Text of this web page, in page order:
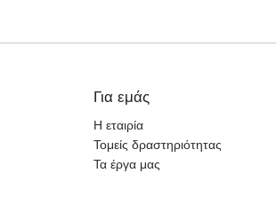
Για εμάς
Η εταιρία
Τομείς δραστηριότητας
Τα έργα μας